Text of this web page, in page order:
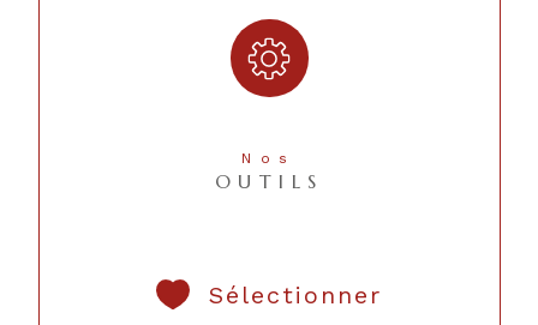
Nos
OUTILS
Sélectionner